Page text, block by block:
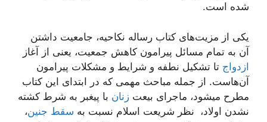
شده است.
یکی از مزیت‌های کتاب رساله نکاحیه، جامعیت داشتن
آن به تمام مسائل پیرامون کاهش جمعیت، یعنی از آغاز
ازدواج تا تشکیل نطفه و شرایط و مشکلات پیرامون
آن‌هاست. از جمله مباحث مهمی که در ابتدای این کتاب
مطرح میشود، ماجرای بیعت زنان با پیغبر به شرط کشته
نشدن اولاد، نظر شریعت اسلام نسبت به سقط جنین،